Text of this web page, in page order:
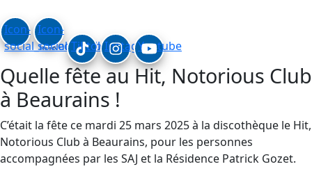
Icon-
social_linkedin
Icon-
social_facebook
TiktokInstagramYoutube
Quelle fête au Hit, Notorious Club
à Beaurains !
C’était la fête ce mardi 25 mars 2025 à la discothèque le Hit,
Notorious Club à Beaurains, pour les personnes
accompagnées par les SAJ et la Résidence Patrick Gozet.